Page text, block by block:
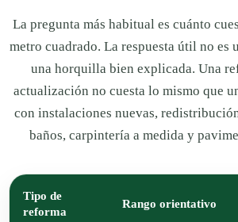
La pregunta más habitual es cuánto
metro cuadrado. La respuesta útil no es
una horquilla bien explicada. Una
actualización no cuesta lo mismo que
con instalaciones nuevas,
baños, carpintería a medida y
Tipo de
reforma
Rango orientativo